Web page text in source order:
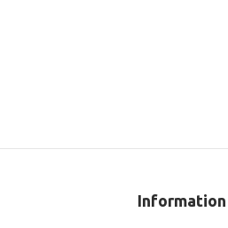
Information